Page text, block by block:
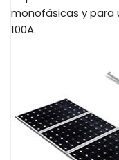
monofásicas y para
100A.